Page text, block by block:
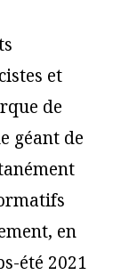
et
de
géant de
en
été 2021